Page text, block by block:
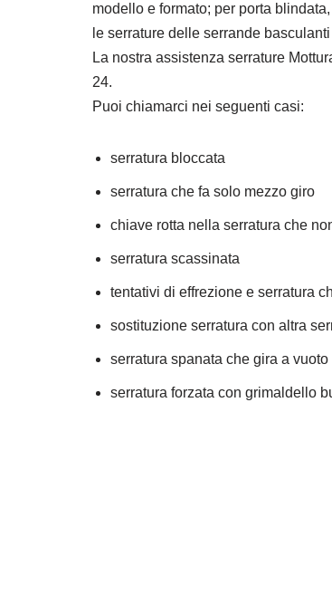
modello e formato; per porta
le serrature delle serrande
La nostra assistenza serrature
24.
Puoi chiamarci nei seguenti casi:
serratura bloccata
serratura che fa solo mezzo giro
chiave rotta nella serratura che
serratura scassinata
tentativi di effrezione e serratura
sostituzione serratura con altra
serratura spanata che gira a vuoto
serratura forzata con grimaldello